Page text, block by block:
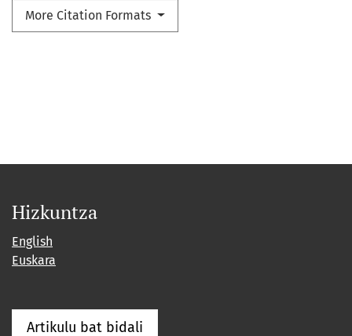
More Citation Formats
Hizkuntza
English
Euskara
Artikulu bat bidali